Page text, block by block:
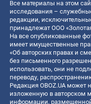
Все материалы на этом
исследования –
редакции,
принадлежат ООО
На все опубликованные
имеет имущественные
«Об авторских правах и
без письменного
использовать, они не
переводу,
Редакция OBOZ.UA может
изложенную в авторском
информации,